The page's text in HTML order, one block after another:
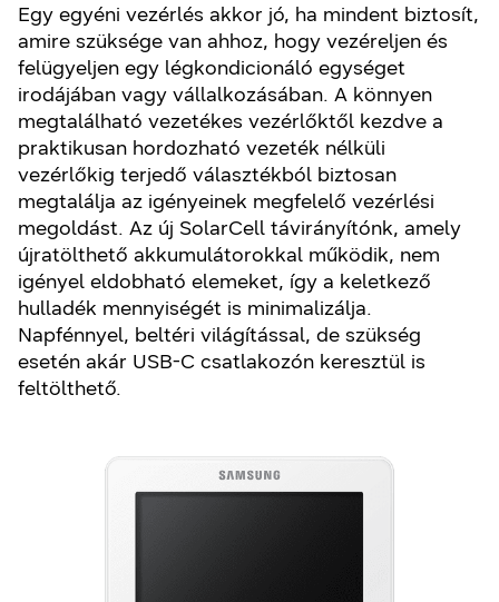
Egy egyéni vezérlés akkor jó, ha mindent biztosít,
amire szüksége van ahhoz, hogy vezéreljen és
felügyeljen egy légkondicionáló egységet
irodájában vagy vállalkozásában. A könnyen
megtalálható vezetékes vezérlőktől kezdve a
praktikusan hordozható vezeték nélküli
vezérlőkig terjedő választékból biztosan
megtalálja az igényeinek megfelelő vezérlési
megoldást. Az új SolarCell távirányítónk, amely
újratölthető akkumulátorokkal működik, nem
igényel eldobható elemeket, így a keletkező
hulladék mennyiségét is minimalizálja.
Napfénnyel, beltéri világítással, de szükség
esetén akár USB-C csatlakozón keresztül is
feltölthető.